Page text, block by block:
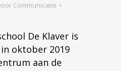
Communicatie
De Klaver is
oktober 2019
aan de